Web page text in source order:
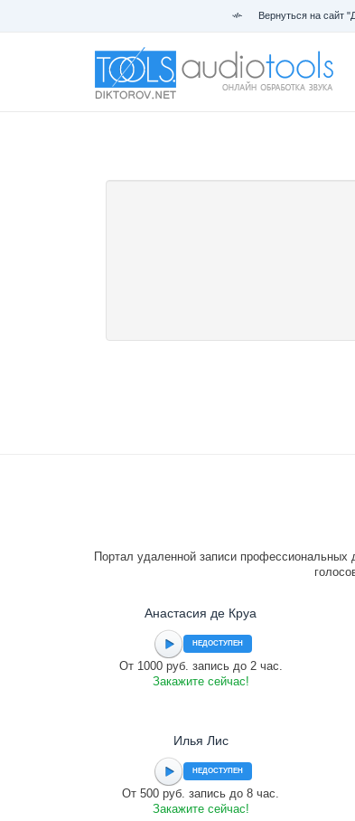
Вернуться на сайт
Портал удаленной записи
Анастасия де Круа
НЕДОСТУПЕН
От 1000 руб. запись до 2 час.
Закажите сейчас!
Илья Лис
НЕДОСТУПЕН
От 500 руб. запись до 8 час.
Закажите сейчас!